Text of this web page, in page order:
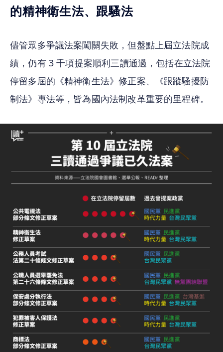
的精神衛生法、跟騷法
儘管眾多爭議法案闖關失敗，但盤點上屆立法院成
績，仍有 3 千項提案順利三讀通過，包括在立法院
停留多屆的《精神衛生法》修正案、《跟蹤騷擾防
制法》專法等，皆為國內法制改革重要的里程碑。